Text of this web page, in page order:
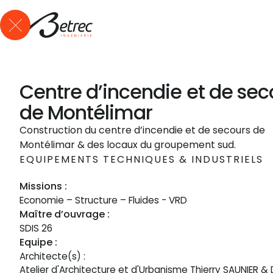
Qui sommes-nous ?
Centre d’incendie et de
de Montélimar
Construction du centre d’incendie et de secours de
Montélimar & des locaux du groupement sud.
EQUIPEMENTS TECHNIQUES & INDUSTRIELS
Missions :
Economie – Structure – Fluides - VRD
Maître d’ouvrage :
SDIS 26
Equipe :
Architecte(s) :
Atelier d'Architecture et d'Urbanisme Thierry SAUNIER &